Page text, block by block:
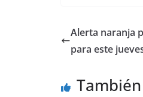
Alerta naranja
para este